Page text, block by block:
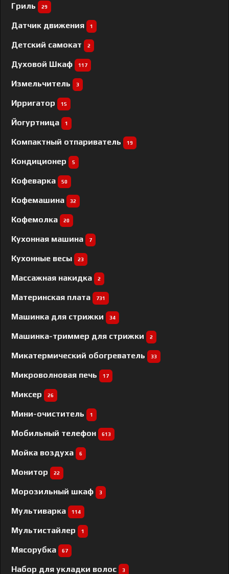
Гриль 29
Датчик движения 1
Детский самокат 2
Духовой Шкаф 117
Измельчитель 3
Ирригатор 15
Йогуртница 1
Компактный отпариватель 19
Кондиционер 5
Кофеварка 50
Кофемашина 32
Кофемолка 20
Кухонная машина 7
Кухонные весы 23
Массажная накидка 2
Материнская плата 731
Машинка для стрижки 34
Машинка-триммер для стрижки 2
Микатермический обогреватель 33
Микроволновая печь 17
Миксер 26
Мини-очиститель 1
Мобильный телефон 613
Мойка воздуха 6
Монитор 22
Морозильный шкаф 3
Мультиварка 114
Мультистайлер 1
Мясорубка 67
Набор для укладки волос 3